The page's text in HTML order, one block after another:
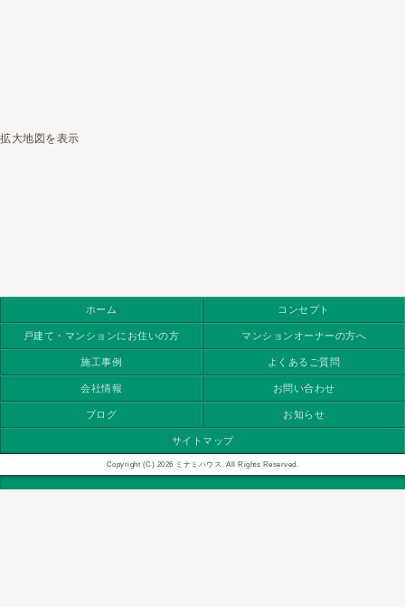
拡大地図を表示
ホーム コンセプト
戸建て・マンションにお住いの方 マンションオーナーの方へ
施工事例 よくあるご質問
会社情報 お問い合わせ
ブログ お知らせ
サイトマップ
Copyright (C) 2026 ミナミハウス. All Rights Reserved.